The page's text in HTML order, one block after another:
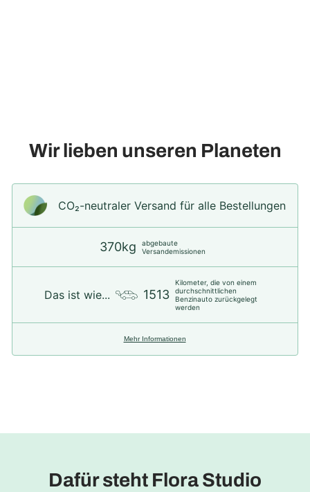
Wir lieben unseren Planeten
CO₂-neu­t­raler Versand für alle Bestellungen
370kg
abgebaute
Versandemissionen
Das ist wie... 1513
Kilometer, die von einem
durchschnittlichen
Benzinauto zurückgelegt
werden
Mehr Informationen
Dafür steht Flora Studio